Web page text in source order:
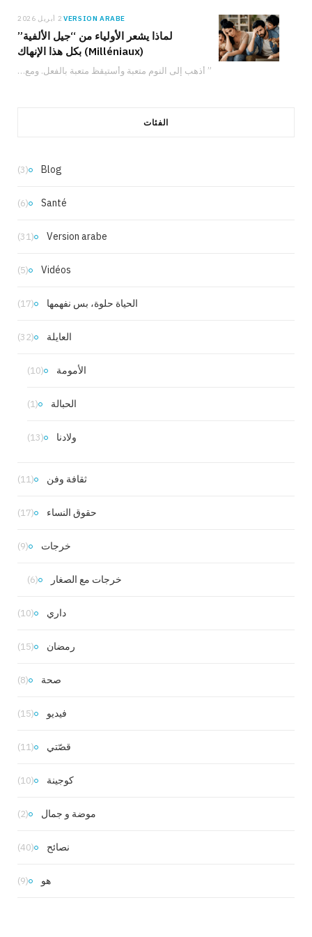
VERSION ARABE 2 أبريل 2026
لماذا يشعر الأولياء من “جيل الألفية”
(Milléniaux) بكل هذا الإنهاك
” أذهب إلى النوم متعبة وأستيقظ متعبة بالفعل. ومع ذلك، لدي شعور دائم بأنني لا…
الفئات
Blog
(3)
Santé
(6)
Version arabe
(31)
Vidéos
(5)
الحياة حلوة، بس نفهمها (17)
العايلة (32)
الأمومة (10)
الحبالة (1)
ولادنا (13)
ثقافة وفن (11)
حقوق النساء (17)
خرجات (9)
خرجات مع الصغار (6)
داري (10)
رمضان (15)
صحة (8)
فيديو (15)
قصّتي (11)
كوجينة (10)
موضة و جمال (2)
نصائح (40)
هو (9)